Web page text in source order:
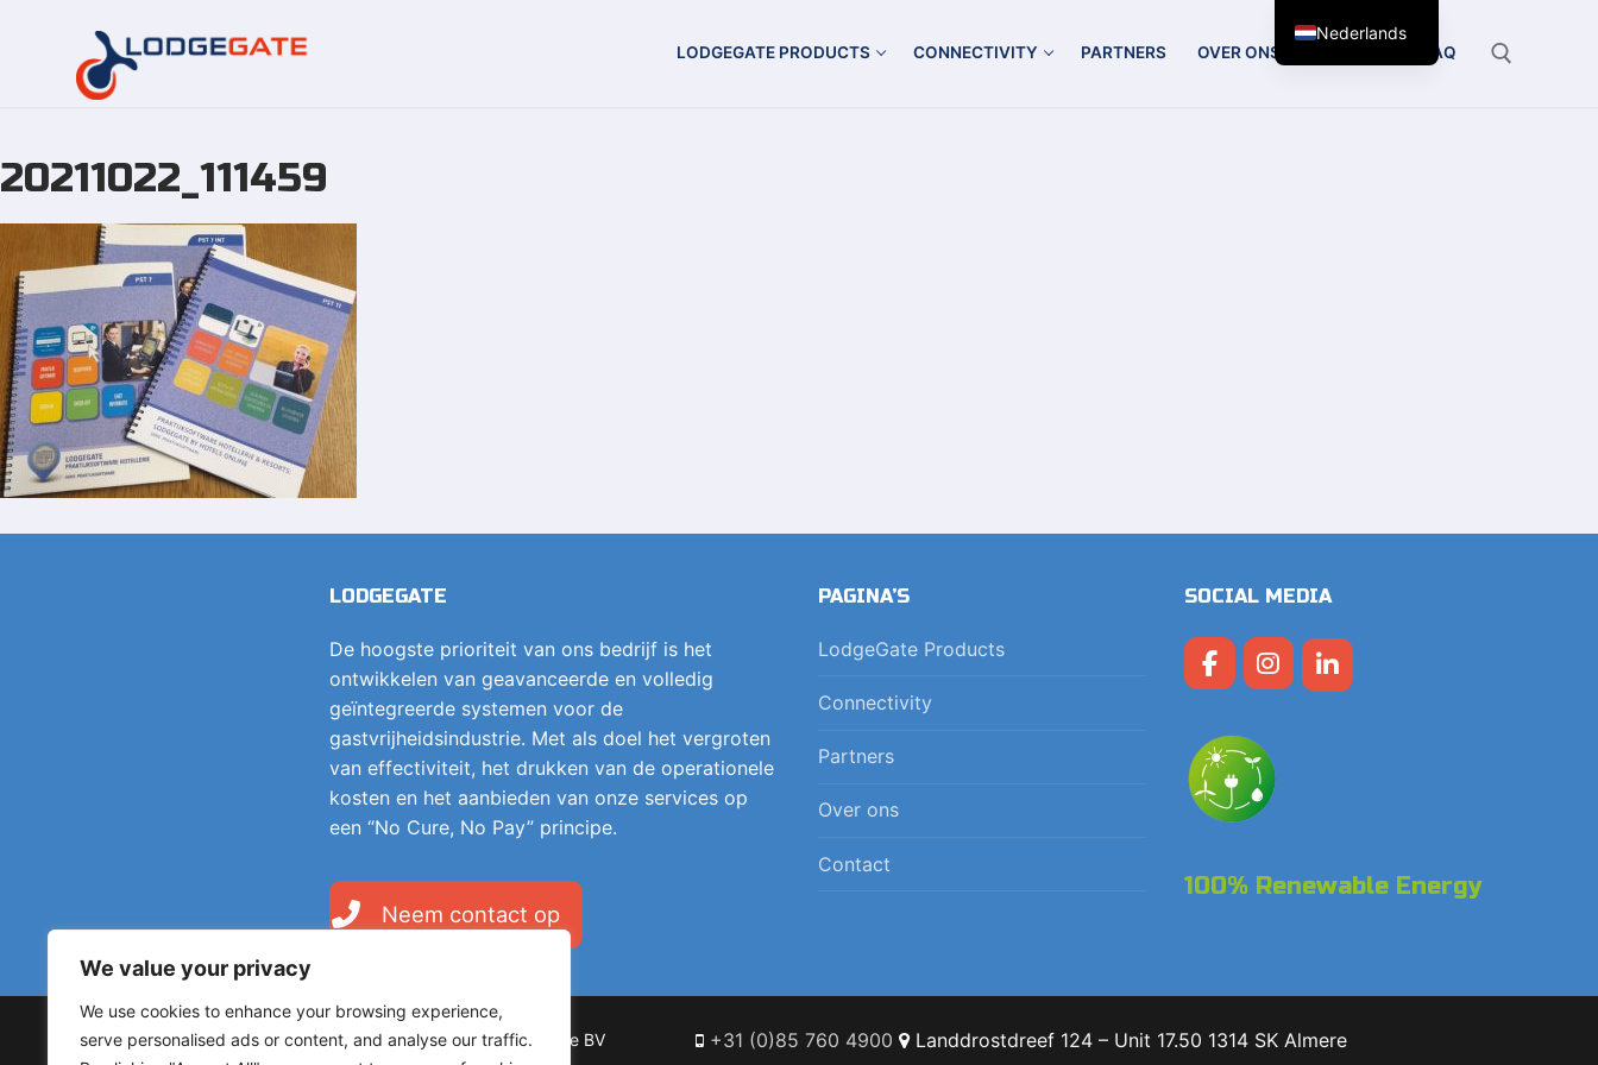
We value your privacy
We use cookies to enhance your browsing experience,
serve personalised ads or content, and analyse our traffic.
Overslaan
naar
inhoud
LODGEGATE PRODUCTS CONNECTIVITY PARTNERS OVER ONS FAQ
20211022_111459
LODGEGATE
De hoogste prioriteit van ons bedrijf is het
ontwikkelen van geavanceerde en volledig
geïntegreerde systemen voor de
gastvrijheidsindustrie. Met als doel het vergroten
van effectiviteit, het drukken van de operationele
kosten en het aanbieden van onze services op
een “No Cure, No Pay” principe.
Neem contact op
PAGINA’S
LodgeGate Products
Connectivity
Partners
Over ons
Contact
SOCIAL MEDIA
100% Renewable Energy
Copyright © 2026 LodgeGate PMS – Powered by Hotels Online BV +31 (0)85 760 4900 Landdrostdreef 124 – Unit 17.50 1314 SK Almere
Nederlands